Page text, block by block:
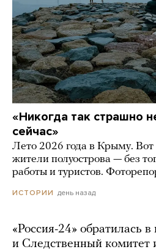
«Никогда так страшно
сейчас»
Лето 2026 года в Крыму. Вот
жители полуострова — без
работы и туристов.
ИСТОРИИ день назад
«Россия-24» обратилась в
и Следственный комитет